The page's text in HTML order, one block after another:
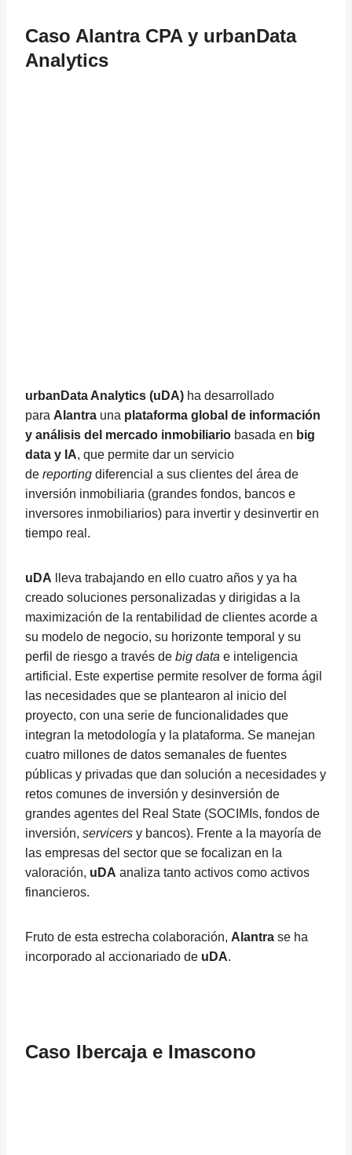
Caso Alantra CPAy urbanData
Analytics
urbanData Analytics (uDA) ha desarrollado
para Alantra una plataforma global de información
y análisis del mercado inmobiliario basada en big
data y IA, que permite dar un servicio
de reporting diferencial a sus clientes del área de
inversión inmobiliaria (grandes fondos, bancos e
inversores inmobiliarios) para invertir y desinvertir en
tiempo real.
uDA lleva trabajando en ello cuatro años y ya ha
creado soluciones personalizadas y dirigidas a la
maximización de la rentabilidad de clientes acorde a
su modelo de negocio, su horizonte temporal y su
perfil de riesgo a través de big data e inteligencia
artificial. Este expertise permite resolver de forma ágil
las necesidades que se plantearon al inicio del
proyecto, con una serie de funcionalidades que
integran la metodología y la plataforma. Se manejan
cuatro millones de datos semanales de fuentes
públicas y privadas que dan solución a necesidades y
retos comunes de inversión y desinversión de
grandes agentes del Real State (SOCIMIs, fondos de
inversión, servicers y bancos). Frente a la mayoría de
las empresas del sector que se focalizan en la
valoración, uDA analiza tanto activos como activos
financieros.
Fruto de esta estrecha colaboración, Alantra se ha
incorporado al accionariado de uDA.
Caso Ibercajae Imascono